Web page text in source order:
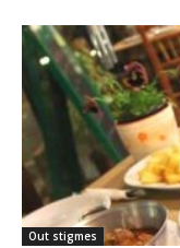
Out stigmes